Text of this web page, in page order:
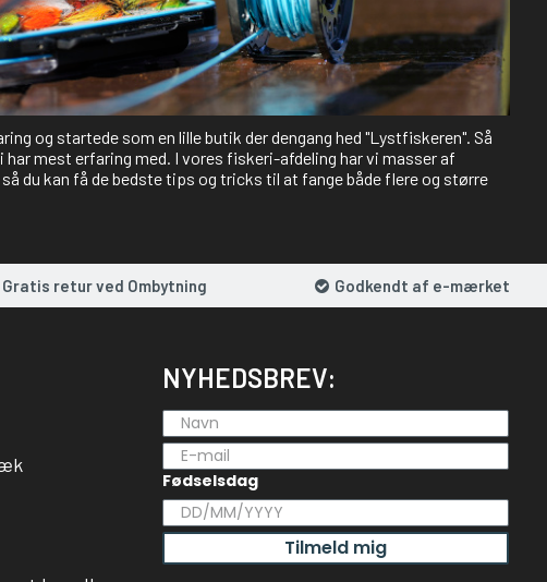
og startede som en lille butik der dengang hed "Lystfiskeren". Så
mest erfaring med. I vores fiskeri-afdeling har vi masser af
du kan få de bedste tips og tricks til at fange både flere og større
Gratis retur ved Ombytning Godkendt af e-mærket
NYHEDSBREV:
Fødselsdag
Tilmeld mig